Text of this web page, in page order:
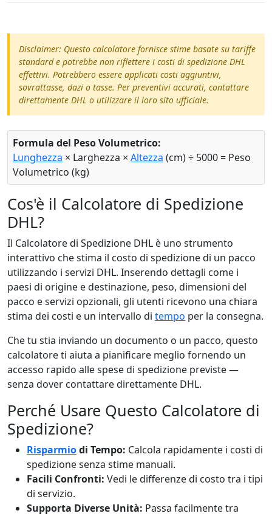
Disclaimer: Questo calcolatore fornisce stime basate su tariffe
standard e potrebbe non riflettere i costi di spedizione DHL
effettivi. Potrebbero essere applicati costi aggiuntivi,
sovrattasse, dazi o tasse. Per preventivi accurati, contattare
direttamente DHL o utilizzare il loro sito ufficiale.
Formula del Peso Volumetrico:
Lunghezza × Larghezza × Altezza (cm) ÷ 5000 = Peso
Volumetrico (kg)
Cos'è il Calcolatore di Spedizione
DHL?
Il Calcolatore di Spedizione DHL è uno strumento
interattivo che stima il costo di spedizione di un pacco
utilizzando i servizi DHL. Inserendo dettagli come i
paesi di origine e destinazione, peso, dimensioni del
pacco e servizi opzionali, gli utenti ricevono una chiara
stima dei costi e un intervallo di tempo per la consegna.
Che tu stia inviando un documento o un pacco, questo
calcolatore ti aiuta a pianificare meglio fornendo un
accesso rapido alle spese di spedizione previste —
senza dover contattare direttamente DHL.
Perché Usare Questo Calcolatore di
Spedizione?
Risparmiodi Tempo: Calcola rapidamente i costi di
spedizione senza stime manuali.
Facili Confronti: Vedi le differenze di costo tra i tipi
di servizio.
Supporta Diverse Unità: Passa facilmente tra